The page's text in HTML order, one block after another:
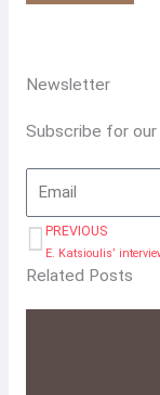
Newsletter
Subscribe for
Email
Prev
PREVIOUS
Related Posts